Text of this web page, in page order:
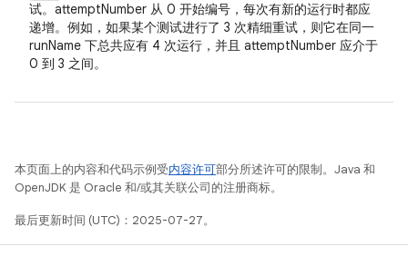
试。attemptNumber 从 0 开始编号，每次有新的运行时都应
递增。例如，如果某个测试进行了 3 次精细重试，则它在同一
runName 下总共应有 4 次运行，并且 attemptNumber 应介于
0 到 3 之间。
本页面上的内容和代码示例受内容许可部分所述许可的限制。Java 和
OpenJDK 是 Oracle 和/或其关联公司的注册商标。
最后更新时间 (UTC)：2025-07-27。